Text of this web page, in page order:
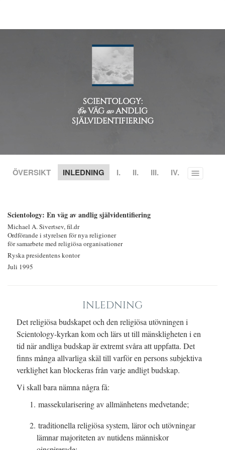
SCIENTOLOGY:
EnVÄGavANDLIG
SJÄLVIDENTIFIERING
ÖVERSIKT INLEDNING I. II. III. IV. Toggle
Scientology: En väg av andlig självidentifiering
Michael A. Sivertsev, fil.dr
Ordförande i styrelsen för nya religioner
för samarbete med religiösa organisationer
Ryska presidentens kontor
Juli 1995
INLEDNING
Det religiösa budskapet och den religiösa utövningen i
Scientology-kyrkan kom och lärs ut till mänskligheten i en
tid när andliga budskap är extremt svåra att uppfatta. Det
finns många allvarliga skäl till varför en persons subjektiva
verklighet kan blockeras från varje andligt budskap.
Vi skall bara nämna några få:
1. massekularisering av allmänhetens medvetande;
2. traditionella religiösa system, läror och utövningar
lämnar majoriteten av nutidens människor